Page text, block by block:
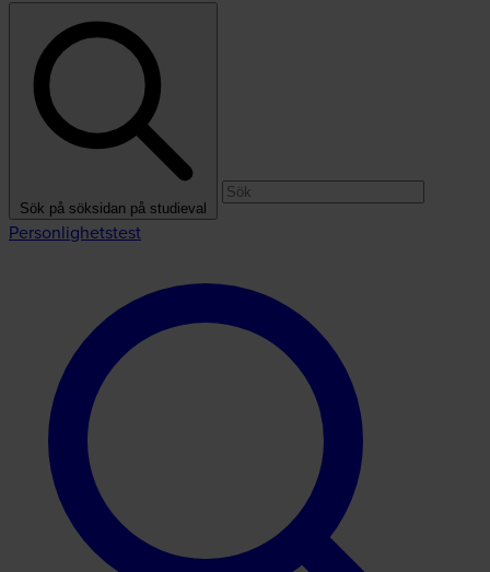
Sök på söksidan på studieval
Personlighetstest